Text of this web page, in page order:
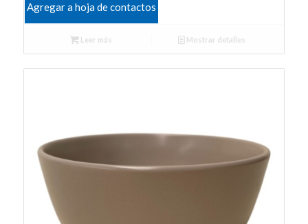
Agregar a hoja de contactos
Leer más Mostrar detalles